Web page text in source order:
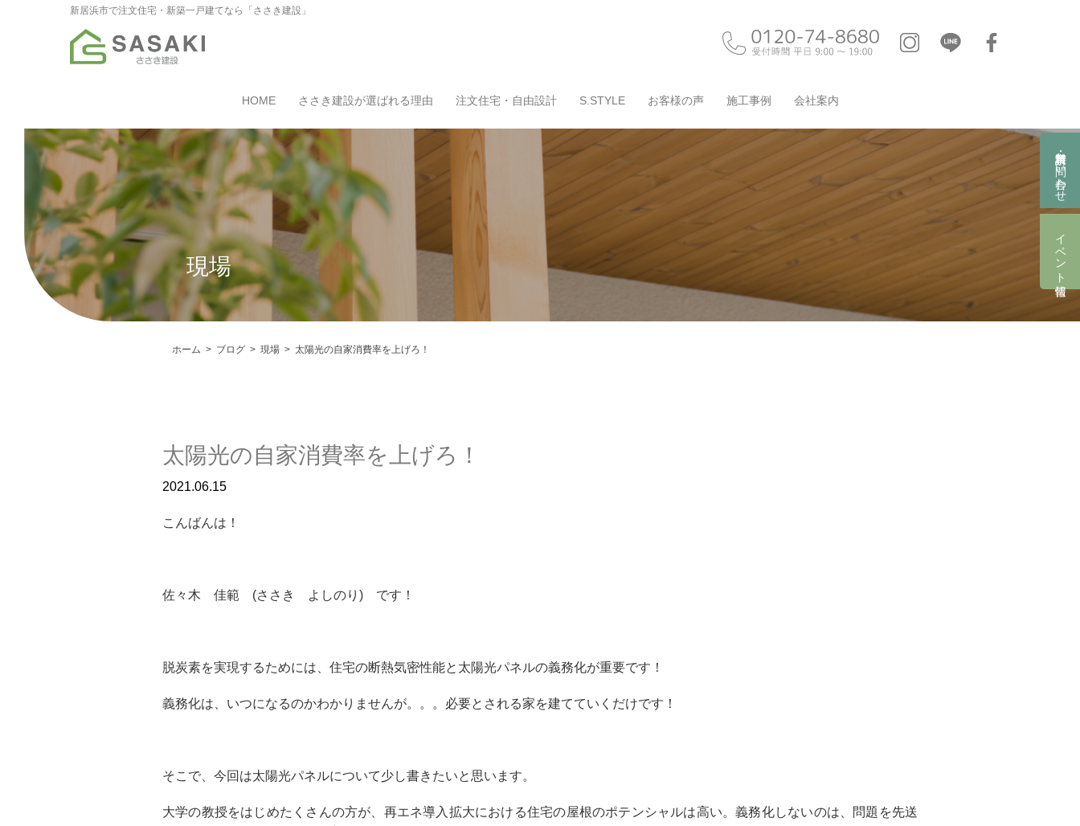
新居浜市で注文住宅・新築一戸建てなら「ささき建設」
資料請求・お問い合わせ
イベント情報
HOME ささき建設が選ばれる理由 注文住宅・自由設計 S.STYLE お客様の声 施工事例 会社案内
現場
ホーム ブログ 現場 太陽光の自家消費率を上げろ！
太陽光の自家消費率を上げろ！
2021.06.15
こんばんは！
佐々木 佳範 (ささき よしのり) です！
脱炭素を実現するためには、住宅の断熱気密性能と太陽光パネルの義務化が重要です！
義務化は、いつになるのかわかりませんが。。。必要とされる家を建てていくだけです！
そこで、今回は太陽光パネルについて少し書きたいと思います。
大学の教授をはじめたくさんの方が、再エネ導入拡大における住宅の屋根のポテンシャルは高い。義務化しないのは、問題を先送